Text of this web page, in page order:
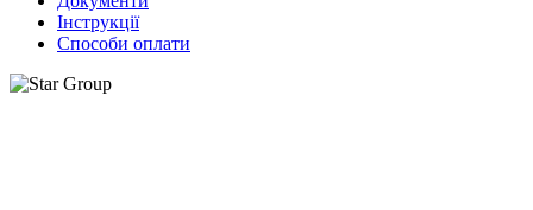
Інструкції
Способи оплати